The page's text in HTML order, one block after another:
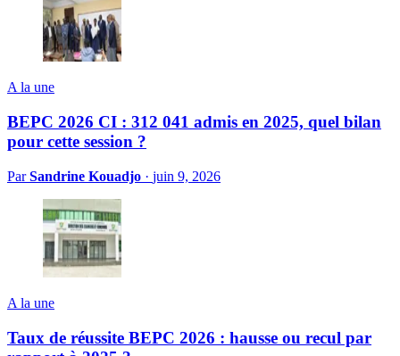
A la une
BEPC 2026 CI : 312 041 admis en 2025, quel bilan
pour cette session ?
ParSandrine Kouadjo · juin 9, 2026
A la une
Taux de réussite BEPC 2026 : hausse ou recul par